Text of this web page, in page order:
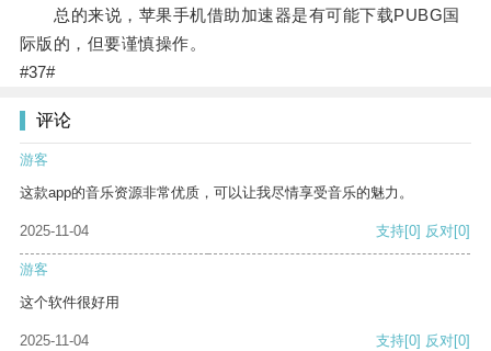
总的来说，苹果手机借助加速器是有可能下载PUBG国
际版的，但要谨慎操作。
#37#
评论
游客
这款app的音乐资源非常优质，可以让我尽情享受音乐的魅力。
2025-11-04 支持[0] 反对[0]
游客
这个软件很好用
2025-11-04 支持[0] 反对[0]